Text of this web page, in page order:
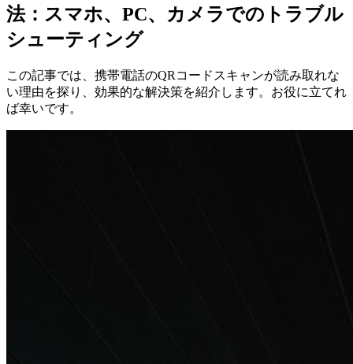
法：スマホ、PC、カメラでのトラブル
シューティング
この記事では、携帯電話のQRコードスキャンが読み取れな
い理由を探り、効果的な解決策を紹介します。お役に立てれ
ば幸いです。